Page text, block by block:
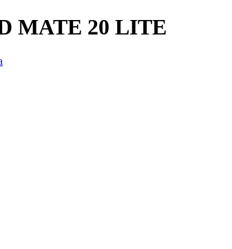
MATE 20 LITE